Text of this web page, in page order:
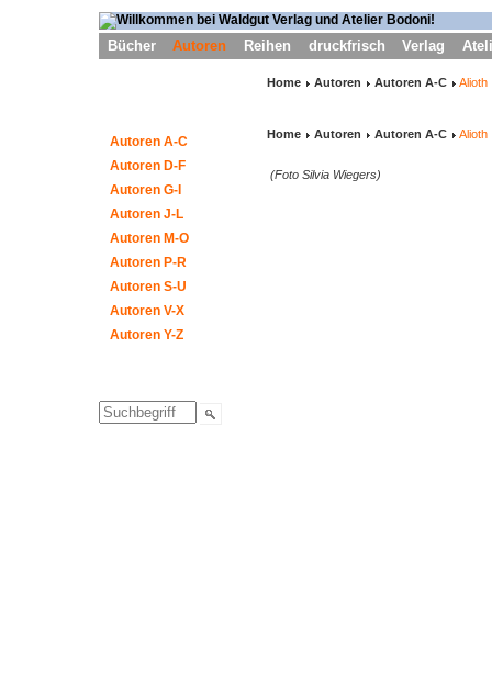
Bücher Autoren Reihen druckfrisch Verlag
Autoren A-C
Autoren D-F
Autoren G-I
Autoren J-L
Autoren M-O
Autoren P-R
Autoren S-U
Autoren V-X
Autoren Y-Z
Home Autoren Autoren A-C Alioth
Home Autoren Autoren A-C Alioth
(Foto Silvia Wiegers)